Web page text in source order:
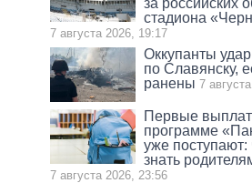
стадиона
7 августа 2026, 19:17
Оккупанты
по Славянску,
ранены 7
Первые
программе
уже поступают:
знать
7 августа 2026, 23:56